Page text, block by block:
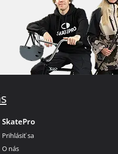
SkatePro
Prihlásiť sa
O nás